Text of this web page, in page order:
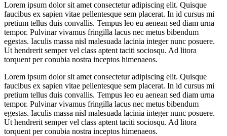
Lorem ipsum dolor sit amet consectetur adipiscing elit. Quisque
faucibus ex sapien vitae pellentesque sem placerat. In id cursus mi
pretium tellus duis convallis. Tempus leo eu aenean sed diam urna
tempor. Pulvinar vivamus fringilla lacus nec metus bibendum
egestas. Iaculis massa nisl malesuada lacinia integer nunc posuere.
Ut hendrerit semper vel class aptent taciti sociosqu. Ad litora
torquent per conubia nostra inceptos himenaeos.
Lorem ipsum dolor sit amet consectetur adipiscing elit. Quisque
faucibus ex sapien vitae pellentesque sem placerat. In id cursus mi
pretium tellus duis convallis. Tempus leo eu aenean sed diam urna
tempor. Pulvinar vivamus fringilla lacus nec metus bibendum
egestas. Iaculis massa nisl malesuada lacinia integer nunc posuere.
Ut hendrerit semper vel class aptent taciti sociosqu. Ad litora
torquent per conubia nostra inceptos himenaeos.